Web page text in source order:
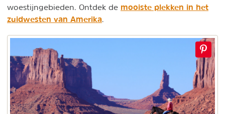
woestijngebieden. Ontdek de mooiste plekken in het
zuidwesten van Amerika.